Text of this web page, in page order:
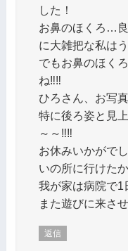
した！
お鼻のほくろ…
に大雑把な私は
でもお鼻のほく
ね‼‼
ひろさん、お写
特に後ろ姿と見
～～‼‼
お休みいかがで
いの所に行けた
我が家は病院で1
また遊びに来さ
返信